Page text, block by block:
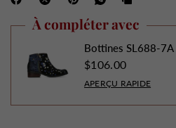
À compléter avec
Bottines SL688-7A
$106.00
APERÇU RAPIDE